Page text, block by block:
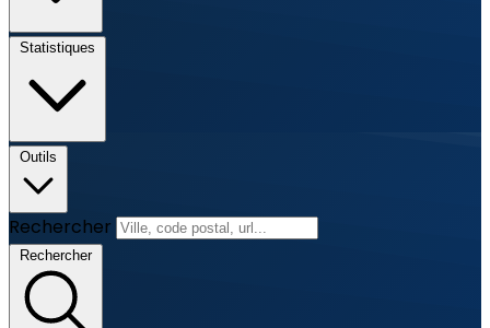
Statistiques
Outils
Rechercher
Rechercher